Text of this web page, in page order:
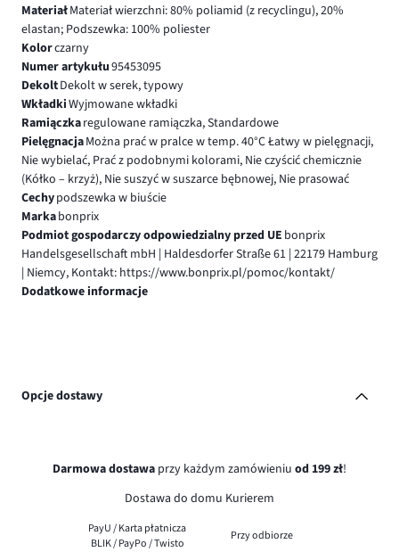
MateriałMateriał wierzchni: 80% poliamid (z recyclingu), 20%
elastan; Podszewka: 100% poliester
Kolorczarny
Numer artykułu95453095
DekoltDekolt w serek, typowy
WkładkiWyjmowane wkładki
Ramiączkaregulowane ramiączka, Standardowe
PielęgnacjaMożna prać w pralce w temp. 40°C Łatwy w pielęgnacji,
Nie wybielać, Prać z podobnymi kolorami, Nie czyścić chemicznie
(Kółko – krzyż), Nie suszyć w suszarce bębnowej, Nie prasować
Cechypodszewka w biuście
Markabonprix
Podmiot gospodarczy odpowiedzialny przed UE bonprix
Handelsgesellschaft mbH | Haldesdorfer Straße 61 | 22179 Hamburg
| Niemcy, Kontakt: https://www.bonprix.pl/pomoc/kontakt/
Dodatkowe informacje
Opcje dostawy
Darmowa dostawa przy każdym zamówieniu od 199 zł!
Dostawa do domu Kurierem
PayU / Karta płatnicza
BLIK / PayPo / Twisto
Przy odbiorze